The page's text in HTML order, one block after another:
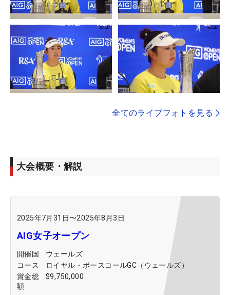
全てのライブフォトを見る
大会概要・解説
2025年7月31日〜2025年8月3日
AIG女子オープン
開催国
ウェールズ
コース
ロイヤル・ポースコールGC（ウェールズ）
賞金総
額
$9,750,000